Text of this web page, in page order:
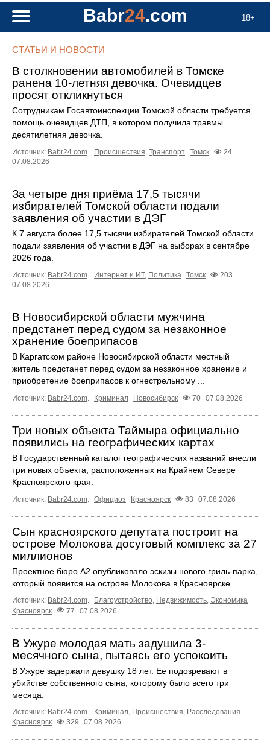
18+
Babr24.com
СТАТЬИ И НОВОСТИ
В столкновении автомобилей в Томске
ранена 10-летняя девочка. Очевидцев
просят откликнуться
Сотрудникам Госавтоинспекции Томской области требуется
помощь очевидцев ДТП, в котором получила травмы
десятилетняя девочка.
Источник: Babr24.com. Происшествия, Транспорт Томск
24
07.08.2026
За четыре дня приёма 17,5 тысячи
избирателей Томской области подали
заявления об участии в ДЭГ
К 7 августа более 17,5 тысячи избирателей Томской области
подали заявления об участии в ДЭГ на выборах в сентябре
2026 года.
Источник: Babr24.com. Интернет и ИТ, Политика Томск
203
07.08.2026
В Новосибирской области мужчина
предстанет перед судом за незаконное
хранение боеприпасов
В Каргатском районе Новосибирской области местный
житель предстанет перед судом за незаконное хранение и
приобретение боеприпасов к огнестрельному ...
Источник: Babr24.com. Криминал Новосибирск 70 07.08.2026
Три новых объекта Таймыра официально
появились на географических картах
В Государственный каталог географических названий внесли
три новых объекта, расположенных на Крайнем Севере
Красноярского края.
Источник: Babr24.com. Официоз Красноярск 83 07.08.2026
Сын красноярского депутата построит на
острове Молокова досуговый комплекс за 27
миллионов
Проектное бюро А2 опубликовало эскизы нового гриль-парка,
который появится на острове Молокова в Красноярске.
Источник: Babr24.com. Благоустройство, Недвижимость, Экономика
Красноярск
77 07.08.2026
В Ужуре молодая мать задушила 3-
месячного сына, пытаясь его успокоить
В Ужуре задержали девушку 18 лет. Ее подозревают в
убийстве собственного сына, которому было всего три
месяца.
Источник: Babr24.com Криминал Происшествия Расследования
Красноярск
329 07.08.2026